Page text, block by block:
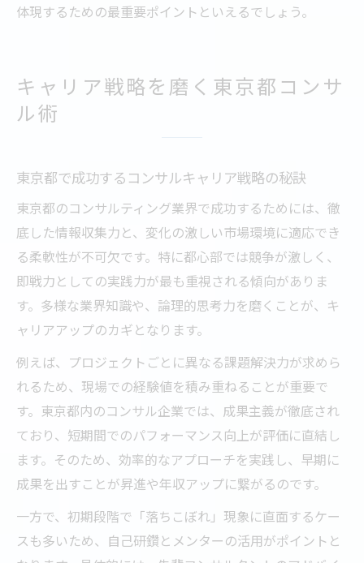
体現するための最重要ポイントといえるでしょう。
キャリア戦略を磨く東京都コンサ
ル術
東京都で成功するコンサルキャリア戦略の秘訣
東京都のコンサルティング業界で成功するためには、徹
底した情報収集力と、変化の激しい市場環境に適応でき
る柔軟性が不可欠です。特に都心部では競争が激しく、
即戦力としての実践力が最も重視される傾向がありま
す。多様な業界知識や、論理的思考力を磨くことが、キ
ャリアアップのカギとなります。
例えば、プロジェクトごとに異なる課題解決力が求めら
れるため、現場での経験値を積み重ねることが重要で
す。東京都内のコンサル企業では、成果主義が徹底され
ており、短期間でのパフォーマンス向上が評価に直結し
ます。そのため、効率的なアプローチを実践し、早期に
成果を出すことが昇進や年収アップに繋がるのです。
一方で、初期段階で「落ちこぼれ」現象に直面するケー
スも多いため、自己研鑽とメンターの活用がポイントと